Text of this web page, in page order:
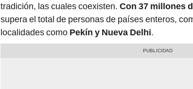
tradición, las cuales coexisten. Con 37 millones
supera el total de personas de países enteros,
localidades como Pekín y Nueva Delhi.